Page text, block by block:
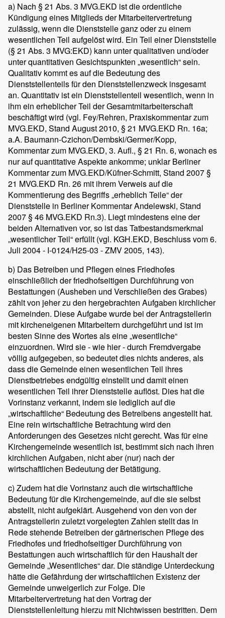
a) Nach § 21 Abs. 3 MVG.EKD ist die ordentliche
Kündigung eines Mitglieds der Mitarbeitervertretung
zulässig, wenn die Dienststelle ganz oder zu einem
wesentlichen Teil aufgelöst wird. Ein Teil einer Dienststelle
(§ 21 Abs. 3 MVG:EKD) kann unter qualitativen und/oder
unter quantitativen Gesichtspunkten „wesentlich“ sein.
Qualitativ kommt es auf die Bedeutung des
Dienststellenteils für den Dienststellenzweck insgesamt
an. Quantitativ ist ein Dienststellenteil wesentlich, wenn in
ihm ein erheblicher Teil der Gesamtmitarbeiterschaft
beschäftigt wird (vgl. Fey/Rehren, Praxiskommentar zum
MVG.EKD, Stand August 2010, § 21 MVG.EKD Rn. 16a;
a.A. Baumann-Czichon/Dembski/Germer/Kopp,
Kommentar zum MVG.EKD, 3. Aufl., § 21 Rn. 6, wonach es
nur auf quantitative Aspekte ankomme; unklar Berliner
Kommentar zum MVG.EKD/Küfner-Schmitt, Stand 2007 §
21 MVG.EKD Rn. 26 mit ihrem Verweis auf die
Kommentierung des Begriffs „erheblich Teile“ der
Dienststelle in Berliner Kommentar Andelewski, Stand
2007 § 46 MVG.EKD Rn.3). Liegt mindestens eine der
beiden Alternativen vor, so ist das Tatbestandsmerkmal
„wesentlicher Teil“ erfüllt (vgl. KGH.EKD, Beschluss vom 6.
Juli 2004 - I-0124/H25-03 - ZMV 2005, 143).
b) Das Betreiben und Pflegen eines Friedhofes
einschließlich der friedhofseitigen Durchführung von
Bestattungen (Ausheben und Verschließen des Grabes)
zählt von jeher zu den hergebrachten Aufgaben kirchlicher
Gemeinden. Diese Aufgabe wurde bei der Antragstellerin
mit kircheneigenen Mitarbeitern durchgeführt und ist im
besten Sinne des Wortes als eine „wesentliche“
einzuordnen. Wird sie - wie hier - durch Fremdvergabe
völlig aufgegeben, so bedeutet dies nichts anderes, als
dass die Gemeinde einen wesentlichen Teil ihres
Dienstbetriebes endgültig einstellt und damit einen
wesentlichen Teil ihrer Dienststelle auflöst. Dies hat die
Vorinstanz verkannt, indem sie lediglich auf die
„wirtschaftliche“ Bedeutung des Betreibens angestellt hat.
Eine rein wirtschaftliche Betrachtung wird den
Anforderungen des Gesetzes nicht gerecht. Was für eine
Kirchengemeinde wesentlich ist, bestimmt sich nach ihren
kirchlichen Aufgaben, nicht aber (nur) nach der
wirtschaftlichen Bedeutung der Betätigung.
c) Zudem hat die Vorinstanz auch die wirtschaftliche
Bedeutung für die Kirchengemeinde, auf die sie selbst
abstellt, nicht aufgeklärt. Ausgehend von den von der
Antragstellerin zuletzt vorgelegten Zahlen stellt das in
Rede stehende Betreiben der gärtnerischen Pflege des
Friedhofes und friedhofseitiger Durchführung von
Bestattungen auch wirtschaftlich für den Haushalt der
Gemeinde „Wesentliches“ dar. Die ständige Unterdeckung
hätte die Gefährdung der wirtschaftlichen Existenz der
Gemeinde unweigerlich zur Folge. Die
Mitarbeitervertretung hat den Vortrag der
Dienststellenleitung hierzu mit Nichtwissen bestritten. Dem